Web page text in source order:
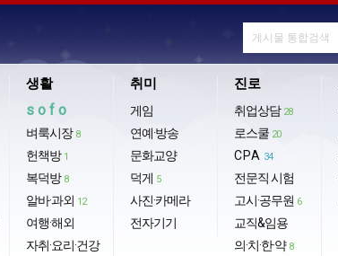
생활
sofo
벼룩시장 8
헌책방 1
복덕방 8
알바·과외 12
여행·해외
자취·요리·건강
취미
게임
연예·방송
문화교양
덕게 5
사진·카메라
전자기기
진로
취업상담 28
로스쿨 20
CPA 34
전문직 시험
고시·공무원 6
교직&임용
의·치·한·약 8